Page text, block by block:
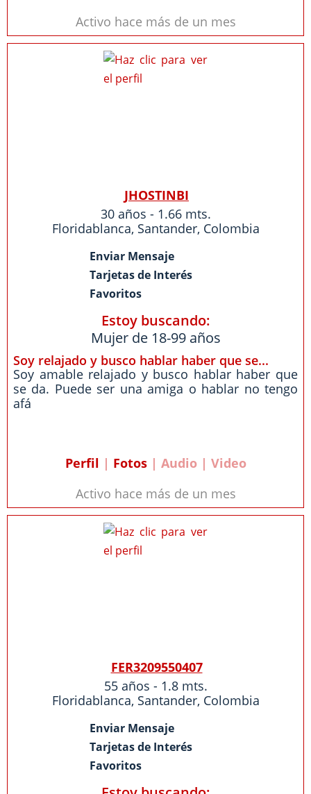
Activo hace más de un mes
JHOSTINBI
30 años - 1.66 mts.
Floridablanca, Santander, Colombia
Enviar Mensaje
Tarjetas de Interés
Favoritos
Estoy buscando:
Mujer de 18-99 años
Soy relajado y busco hablar haber que se...
Soy amable relajado y busco hablar haber que
se da. Puede ser una amiga o hablar no tengo
afá
Perfil | Fotos| Audio | Video
Activo hace más de un mes
FER3209550407
55 años - 1.8 mts.
Floridablanca, Santander, Colombia
Enviar Mensaje
Tarjetas de Interés
Favoritos